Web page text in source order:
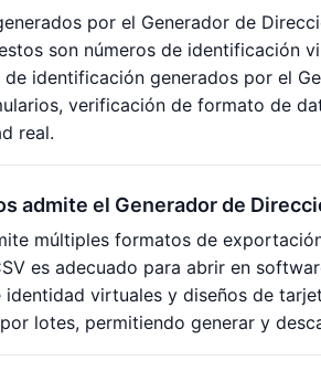
por el Generador de
son números de identificación
identificación generados por el
verificación de formato de
real.
admite el Generador de
múltiples formatos de
es adecuado para abrir en
virtuales y diseños de
lotes, permitiendo generar y